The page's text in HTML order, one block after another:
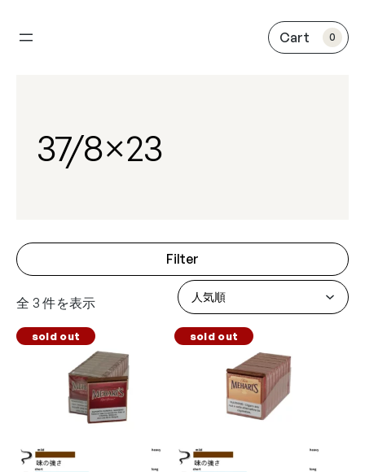
容
0
37/8×23
Filter
全 3 件を表示
sold out sold out